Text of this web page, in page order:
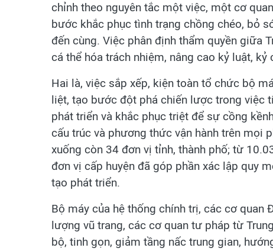
chỉnh theo nguyên tắc một việc, một cơ
bước khắc phục tình trạng chồng chéo, bỏ
đến cùng. Việc phân định thẩm quyền giữa
cá thể hóa trách nhiệm, nâng cao kỷ luật,
Hai là, việc sắp xếp, kiện toàn tổ chức bộ
liệt, tạo bước đột phá chiến lược trong việc
phát triển và khắc phục triệt để sự cồng
cấu trúc và phương thức vận hành trên mọi
xuống còn 34 đơn vị tỉnh, thành phố; từ
đơn vị cấp huyện đã góp phần xác lập quy
tạo phát triển.
Bộ máy của hệ thống chính trị, các cơ quan
lượng vũ trang, các cơ quan tư pháp từ
bộ, tinh gọn, giảm tầng nấc trung gian,